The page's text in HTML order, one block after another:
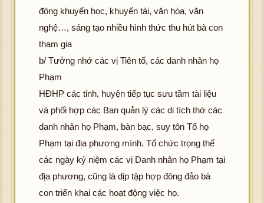
động khuyến học, khuyến tài, văn hóa, văn
nghệ…, sáng tạo nhiều hình thức thu hút bà con
tham gia
b/ Tưởng nhớ các vị Tiên tổ, các danh nhân họ
Phạm
HĐHP các tỉnh, huyện tiếp tục sưu tầm tài liệu
và phối hợp các Ban quản lý các di tích thờ các
danh nhân họ Phạm, bàn bạc, suy tôn Tổ họ
Phạm tại địa phương mình. Tổ chức trọng thể
các ngày kỷ niệm các vị Danh nhân họ Phạm tại
địa phương, cũng là dịp tập hợp đông đảo bà
con triển khai các hoạt động việc họ.